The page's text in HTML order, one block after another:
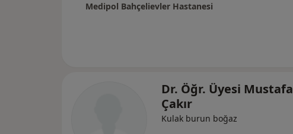
Medipol Bahçelievler Hastanesi
Dr. Öğr. Üyesi Mustafa
Çakır
Kulak burun boğaz